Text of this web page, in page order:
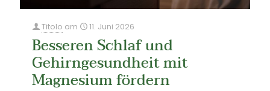
Titolo am 11. Juni 2026
Besseren Schlaf und
Gehirngesundheit mit
Magnesium fördern